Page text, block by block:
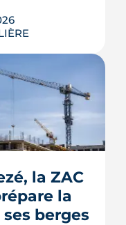
de retirer six
« par
au 1er
de la
au bois
la ZAC
la
berges